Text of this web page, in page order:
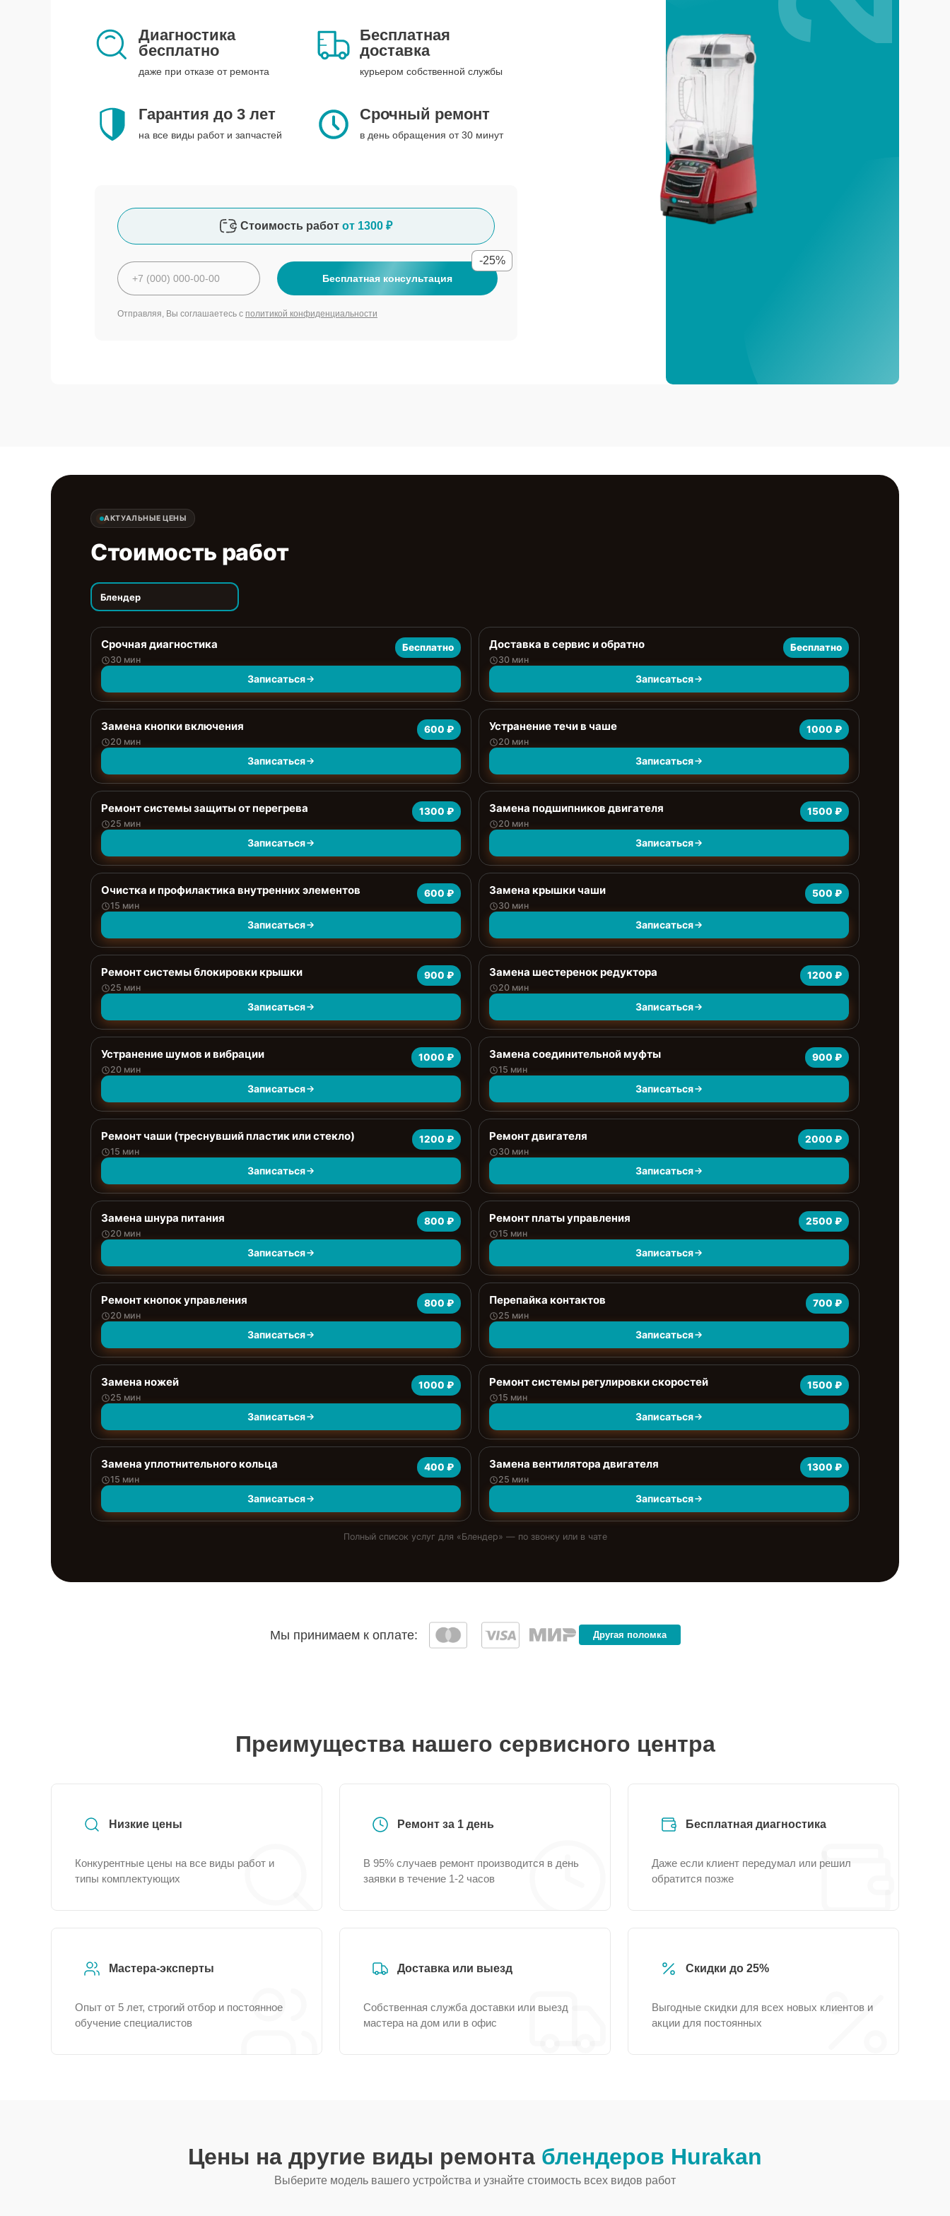
Диагностика
бесплатно
даже при отказе от ремонта
Бесплатная
доставка
курьером собственной службы
Гарантия до 3 лет
на все виды работ и запчастей
Срочный ремонт
в день обращения от 30 минут
Стоимость работ от 1300 ₽
Бесплатная консультация
-25%
Отправляя, Вы соглашаетесь с политикой конфиденциальности
АКТУАЛЬНЫЕ ЦЕНЫ
Стоимость работ
Блендер
Срочная диагностика
30 мин
Бесплатно
Записаться
Доставка в сервис и обратно
30 мин
Бесплатно
Записаться
Замена кнопки включения
20 мин
600 ₽
Записаться
Устранение течи в чаше
20 мин
1000 ₽
Записаться
Ремонт системы защиты от перегрева
25 мин
1300 ₽
Записаться
Замена подшипников двигателя
20 мин
1500 ₽
Записаться
Очистка и профилактика внутренних элементов
15 мин
600 ₽
Записаться
Замена крышки чаши
30 мин
500 ₽
Записаться
Ремонт системы блокировки крышки
25 мин
900 ₽
Записаться
Замена шестеренок редуктора
20 мин
1200 ₽
Записаться
Устранение шумов и вибрации
20 мин
1000 ₽
Записаться
Замена соединительной муфты
15 мин
900 ₽
Записаться
Ремонт чаши (треснувший пластик или стекло)
15 мин
1200 ₽
Записаться
Ремонт двигателя
30 мин
2000 ₽
Записаться
Замена шнура питания
20 мин
800 ₽
Записаться
Ремонт платы управления
15 мин
2500 ₽
Записаться
Ремонт кнопок управления
20 мин
800 ₽
Записаться
Перепайка контактов
25 мин
700 ₽
Записаться
Замена ножей
25 мин
1000 ₽
Записаться
Ремонт системы регулировки скоростей
15 мин
1500 ₽
Записаться
Замена уплотнительного кольца
15 мин
400 ₽
Записаться
Замена вентилятора двигателя
25 мин
1300 ₽
Записаться
Полный список услуг для «Блендер» — по звонку или в чате
Мы принимаем к оплате: Другая поломка
Преимущества нашего сервисного центра
Низкие цены
Конкурентные цены на все виды работ и
типы комплектующих
Ремонт за 1 день
В 95% случаев ремонт производится в день
заявки в течение 1-2 часов
Бесплатная диагностика
Даже если клиент передумал или решил
обратится позже
Мастера-эксперты
Опыт от 5 лет, строгий отбор и постоянное
обучение специалистов
Доставка или выезд
Собственная служба доставки или выезд
мастера на дом или в офис
Скидки до 25%
Выгодные скидки для всех новых клиентов и
акции для постоянных
Цены на другие виды ремонта блендеров Hurakan
Выберите модель вашего устройства и узнайте стоимость всех видов работ